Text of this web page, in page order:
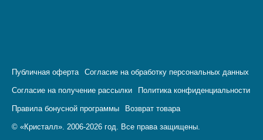
© «Кристалл». 2006-2026 год. Все права защищены.
Публичная оферта Согласие на обработку персональных данных
Согласие на получение рассылки Политика конфиденциальности
Правила бонусной программы Возврат товара